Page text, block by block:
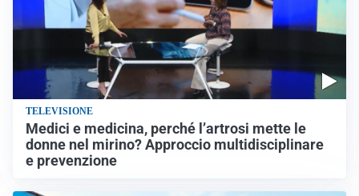
TELEVISIONE
Medici e medicina, perché l’artrosi mette le
donne nel mirino? Approccio multidisciplinare
e prevenzione